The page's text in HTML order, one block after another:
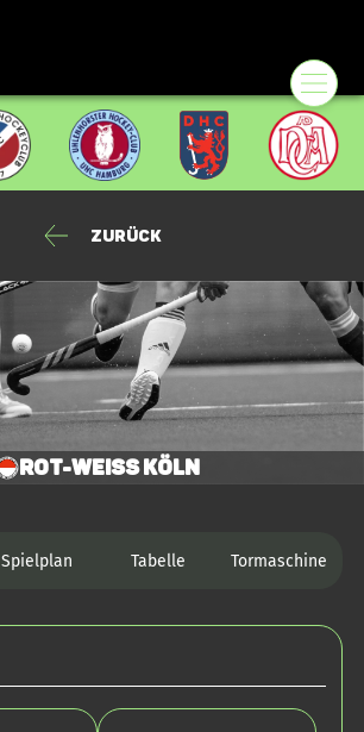
Zurück
Rot-Weiss Köln
Spielplan Tabelle Tormaschine